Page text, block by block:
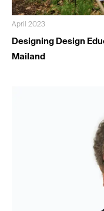
April 2023
Designing Design
Mailand